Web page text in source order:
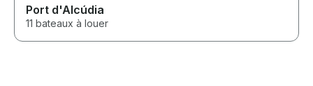
Port d'Alcúdia
11 bateaux à louer